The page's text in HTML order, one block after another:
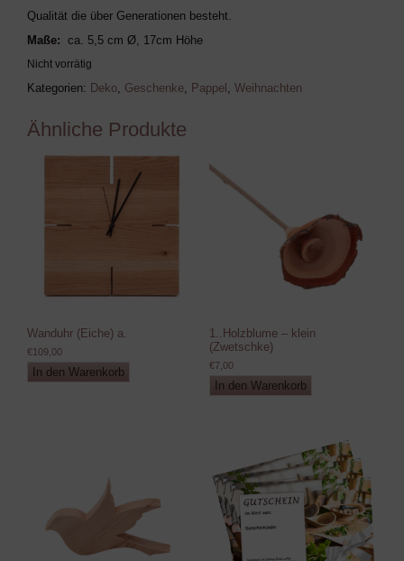
Qualität die über Generationen besteht.
Maße: ca. 5,5 cm Ø, 17cm Höhe
Nicht vorrätig
Kategorien: Deko, Geschenke, Pappel ,Weihnachten
Ähnliche Produkte
Wanduhr (Eiche) a.
€109,00
In den Warenkorb
1..Holzblume – klein
(Zwetschke)
€7,00
In den Warenkorb